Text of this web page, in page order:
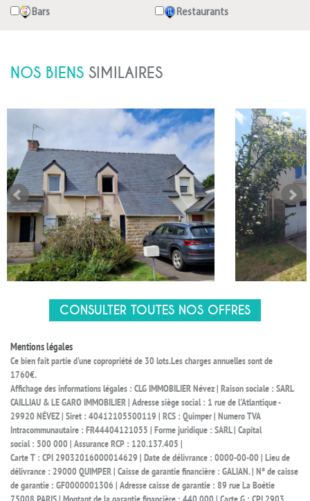
Bars Restaurants
NOS BIENS SIMILAIRES
CONSULTER TOUTES NOS OFFRES
Mentions légales
Ce bien fait partie d'une copropriété de 30 lots.Les charges annuelles sont de
1760€.
Affichage des informations légales : CLG IMMOBILIER Névez | Raison sociale : SARL
CAILLIAU & LE GARO IMMOBILIER | Adresse siège social : 1 rue de l'Atlantique -
29920 NÉVEZ | Siret : 40412105500119 | RCS : Quimper | Numero TVA
Intracommunautaire : FR44404121055 | Forme juridique : SARL | Capital
social : 500 000 | Assurance RCP : 120.137.405 |
Carte T : CPI 29032016000014629 | Date de délivrance : 0000-00-00 | Lieu de
délivrance : 29000 QUIMPER | Caisse de garantie financière : GALIAN. | N° de caisse
de garantie : GF0000001306 | Adresse caisse de garantie : 89 rue La Boétie